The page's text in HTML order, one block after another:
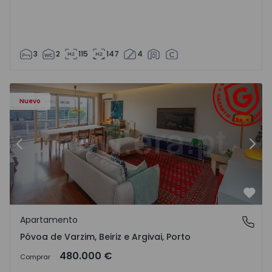
3 2 115 147 4
Nuevo
e Argivai - 1574602 - 20
Apartamento T3 Póvoa de Varzim, Póvoa de Varzim,
Anterior
Póvoa de Varzim, Beiriz e Argivai, Porto
Apartamento
Póvoa de Varzim, Beiriz e Argivai, Porto
Comprar 480.000 €